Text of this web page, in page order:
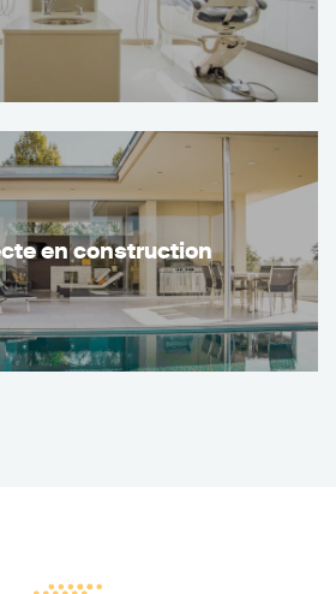
en construction